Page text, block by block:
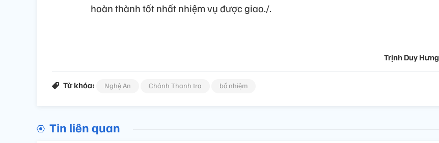
hoàn thành tốt nhất nhiệm vụ được giao./.
Trịnh Duy Hưng
Từ khóa: Nghệ An Chánh Thanh tra bổ nhiệm
Tin liên quan